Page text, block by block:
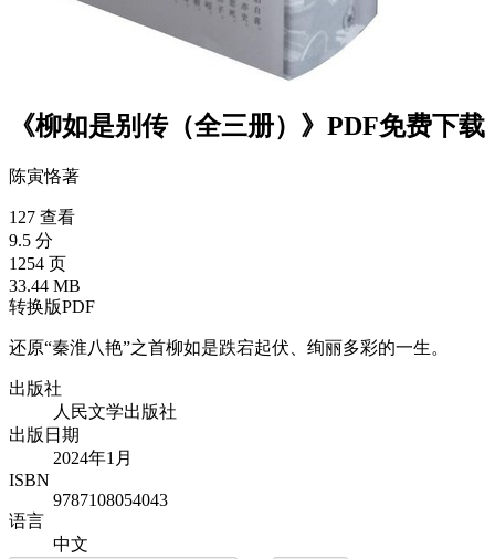
《柳如是别传（全三册）》PDF免费下载
陈寅恪著
127 查看
9.5 分
1254 页
33.44 MB
转换版PDF
还原“秦淮八艳”之首柳如是跌宕起伏、绚丽多彩的一生。
出版社
人民文学出版社
出版日期
2024年1月
ISBN
9787108054043
语言
中文